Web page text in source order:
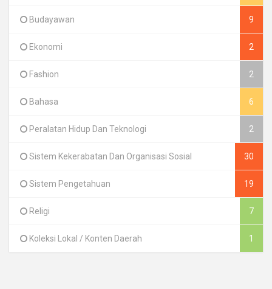
Budayawan 9
Ekonomi 2
Fashion 2
Bahasa 6
Peralatan Hidup Dan Teknologi 2
Sistem Kekerabatan Dan Organisasi Sosial 30
Sistem Pengetahuan 19
Religi 7
Koleksi Lokal / Konten Daerah 1